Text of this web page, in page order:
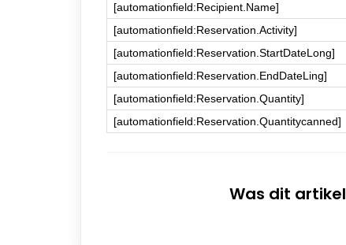
[automationfield:Recipient.Name]
[automationfield:Reservation.Activity]
[automationfield:Reservation.StartDateLong]
[automationfield:Reservation.EndDateLing]
[automationfield:Reservation.Quantity]
[automationfield:Reservation.Quantitycanned]
Was dit